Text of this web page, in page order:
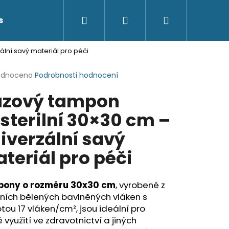
Přihlášení
savý materiál pro péči
Podrobnosti hodnocení
tampon
30×30 cm –
savý
pro péči
o rozměru 30x30 cm, vyrobené z
bělených bavlněných vláken s
17 vláken/cm², jsou ideální pro
využití ve zdravotnictví a jiných